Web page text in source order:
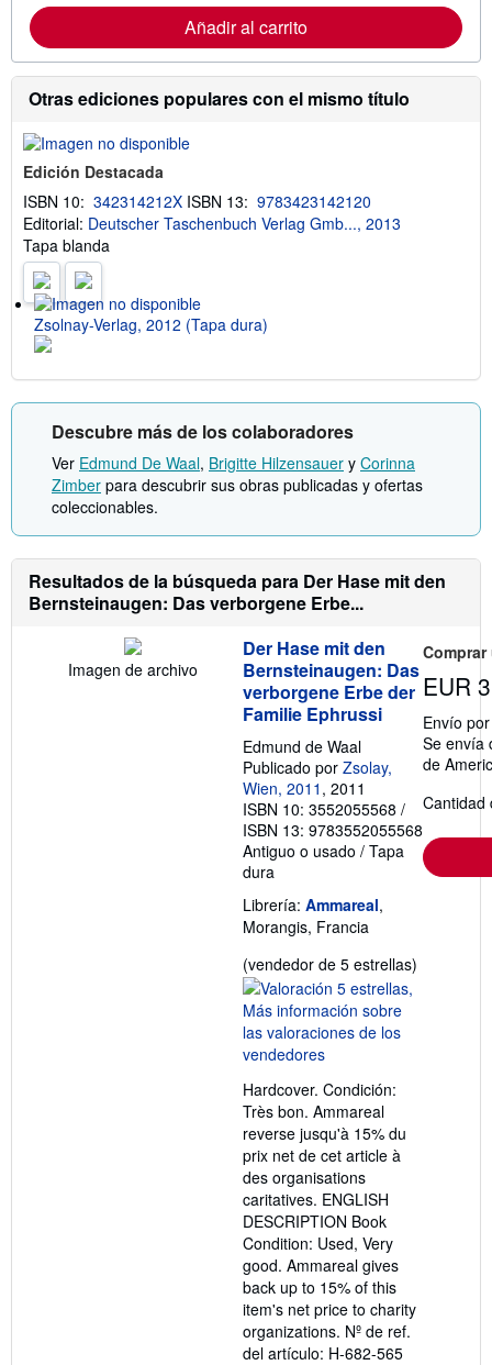
r
l
a
s
t
a
s
d
e
i
o
r
m
a
o
b
a
d
e
n
o
Añadir al carrito
Otras ediciones populares con el mismo título
Edición Destacada
ISBN 10: 342314212X ISBN 13: 9783423142120
Editorial: Deutscher Taschenbuch Verlag Gmb..., 2013
Tapa blanda
Zsolnay-Verlag, 2012 (Tapa dura)
Descubre más de los colaboradores
Ver Edmund De Waal, Brigitte Hilzensauer y Corinna
Zimber para descubrir sus obras publicadas y ofertas
coleccionables.
Resultados de la búsqueda para Der Hase mit den
Bernsteinaugen: Das verborgene Erbe...
Imagen de archivo
Der Hase mit den
Bernsteinaugen: Das
verborgene Erbe der
Familie Ephrussi
Edmund de Waal
Publicado por Zsolay,
Wien, 2011 , 2011
ISBN 10: 3552055568 /
ISBN 13: 9783552055568
Antiguo o usado / Tapa
dura
Librería: Ammareal,
Morangis, Francia
(vendedor de 5 estrellas)
Hardcover. Condición:
Très bon. Ammareal
reverse jusqu'à 15% du
prix net de cet article à
des organisations
caritatives. ENGLISH
DESCRIPTION Book
Condition: Used, Very
good. Ammareal gives
back up to 15% of this
item's net price to charity
organizations. Nº de ref.
del artículo: H-682-565
EUR
Envío
Se envía
de
Cantidad